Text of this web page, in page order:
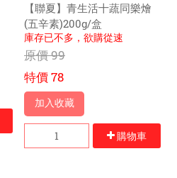
【聯夏】青生活十蔬同樂燴
(五辛素)200g/盒
庫存已不多，欲購從速
原價99
特價78
加入收藏
購物車